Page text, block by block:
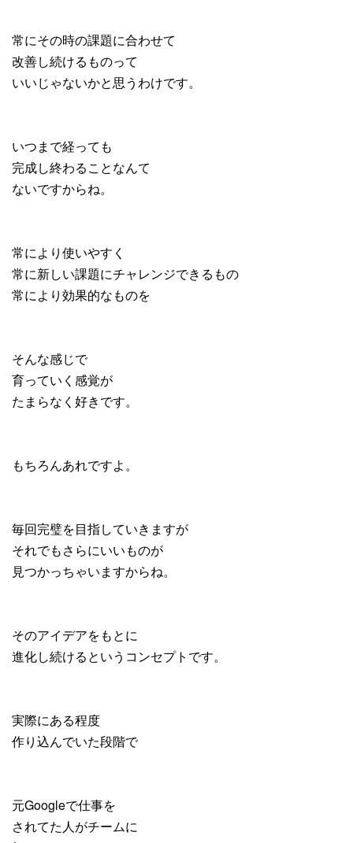
常にその時の課題に合わせて
改善し続けるものって
いいじゃないかと思うわけです。
いつまで経っても
完成し終わることなんて
ないですからね。
常により使いやすく
常に新しい課題にチャレンジできるもの
常により効果的なものを
そんな感じで
育っていく感覚が
たまらなく好きです。
もちろんあれですよ。
毎回完璧を目指していきますが
それでもさらにいいものが
見つかっちゃいますからね。
そのアイデアをもとに
進化し続けるというコンセプトです。
実際にある程度
作り込んでいた段階で
元Googleで仕事を
されてた人がチームに